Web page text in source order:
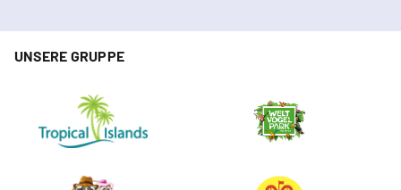
UNSERE GRUPPE